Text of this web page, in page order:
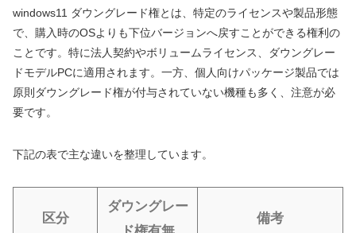
windows11 ダウングレード権とは、特定のライセンスや製品形態
で、購入時のOSよりも下位バージョンへ戻すことができる権利の
ことです。特に法人契約やボリュームライセンス、ダウングレー
ドモデルPCに適用されます。一方、個人向けパッケージ製品では
原則ダウングレード権が付与されていない機種も多く、注意が必
要です。
下記の表で主な違いを整理しています。
区分
ダウングレー
備考